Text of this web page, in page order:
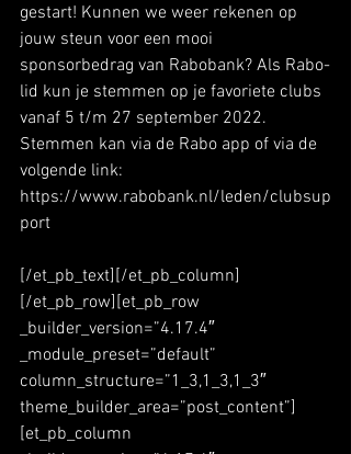
gestart! Kunnen we weer rekenen op
jouw steun voor een mooi
sponsorbedrag van Rabobank? Als Rabo-
lid kun je stemmen op je favoriete clubs
vanaf 5 t/m 27 september 2022.
Stemmen kan via de Rabo app of via de
volgende link:
https://www.rabobank.nl/leden/clubsup
port
[/et_pb_text][/et_pb_column]
[/et_pb_row][et_pb_row
_builder_version=”4.17.4″
_module_preset=”default”
column_structure=”1_3,1_3,1_3″
theme_builder_area=”post_content”]
[et_pb_column